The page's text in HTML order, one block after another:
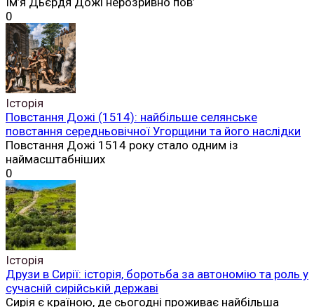
0
Історія
Повстання Дожі (1514): найбільше селянське
повстання середньовічної Угорщини та його наслідки
Повстання Дожі 1514 року стало одним із
наймасштабніших
0
Історія
Друзи в Сирії: історія, боротьба за автономію та роль у
сучасній сирійській державі
Сирія є країною, де сьогодні проживає найбільша